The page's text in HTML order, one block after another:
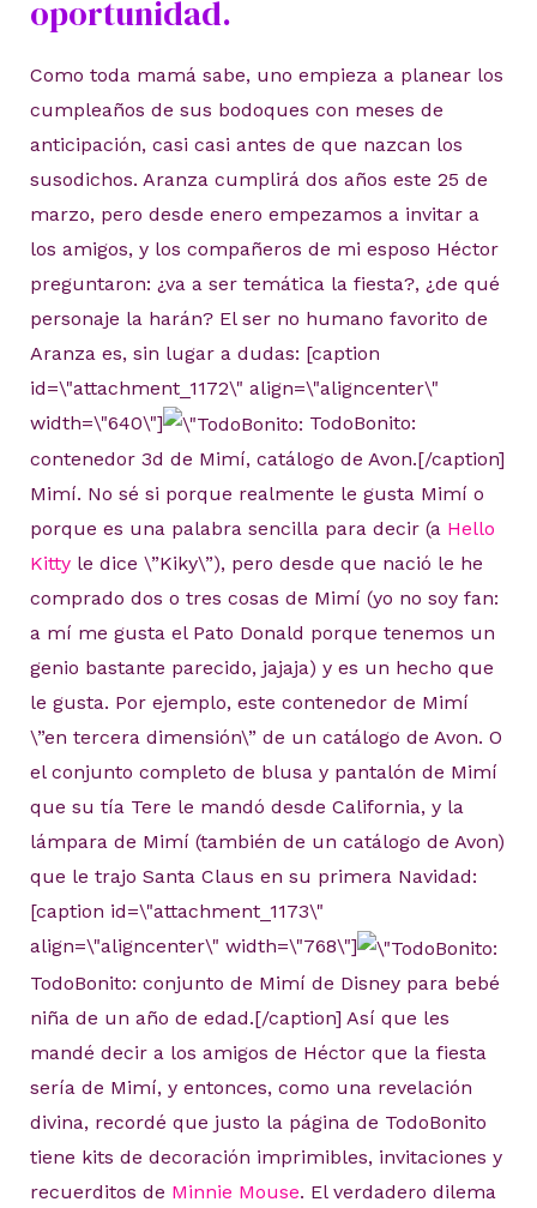
oportunidad.
Como toda mamá sabe, uno empieza a planear los
cumpleaños de sus bodoques con meses de
anticipación, casi casi antes de que nazcan los
susodichos. Aranza cumplirá dos años este 25 de
marzo, pero desde enero empezamos a invitar a
los amigos, y los compañeros de mi esposo Héctor
preguntaron: ¿va a ser temática la fiesta?, ¿de qué
personaje la harán? El ser no humano favorito de
Aranza es, sin lugar a dudas: [caption
id=\"attachment_1172\" align=\"aligncenter\"
width=\"640\"]
TodoBonito:
contenedor 3d de Mimí, catálogo de Avon.[/caption]
Mimí. No sé si porque realmente le gusta Mimí o
porque es una palabra sencilla para decir (a Hello
Kittyle dice \”Kiky\”), pero desde que nació le he
comprado dos o tres cosas de Mimí (yo no soy fan:
a mí me gusta el Pato Donald porque tenemos un
genio bastante parecido, jajaja) y es un hecho que
le gusta. Por ejemplo, este contenedor de Mimí
\”en tercera dimensión\” de un catálogo de Avon. O
el conjunto completo de blusa y pantalón de Mimí
que su tía Tere le mandó desde California, y la
lámpara de Mimí (también de un catálogo de Avon)
que le trajo Santa Claus en su primera Navidad:
[caption id=\"attachment_1173\"
align=\"aligncenter\" width=\"768\"]
TodoBonito: conjunto de Mimí de Disney para bebé
niña de un año de edad.[/caption] Así que les
mandé decir a los amigos de Héctor que la fiesta
sería de Mimí, y entonces, como una revelación
divina, recordé que justo la página de TodoBonito
tiene kits de decoración imprimibles, invitaciones y
recuerditos de Minnie Mouse. El verdadero dilema